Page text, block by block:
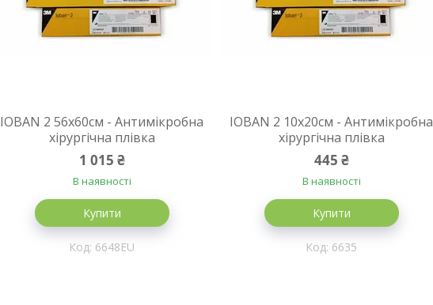
IOBAN 2 56x60cм - Антимікробна
хірургічна плівка
1 015 ₴
В наявності
Купити
6648EU
IOBAN 2 10x20cм - Антимікробна
хірургічна плівка
445 ₴
В наявності
Купити
6635